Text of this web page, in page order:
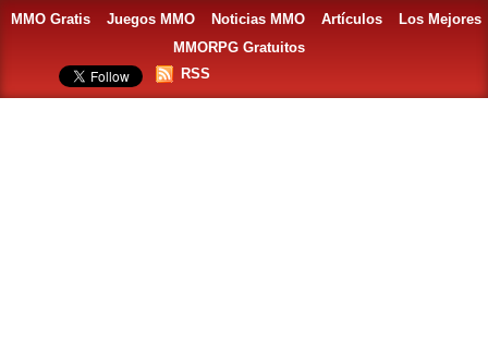
MMO Gratis Juegos MMO Noticias MMO Artículos
Los Mejores
MMORPG Gratuitos
RSS